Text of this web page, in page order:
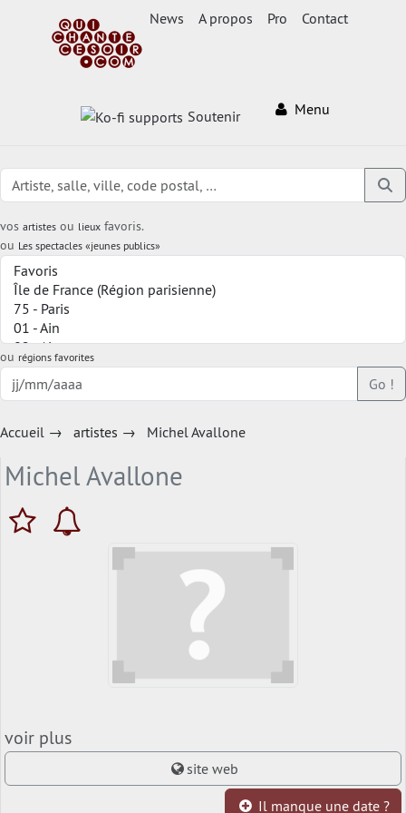
News A propos Pro Contact
Soutenir Menu
vos artistes ou lieux favoris.
ou Les spectacles «jeunes publics»
ou régions favorites
Go !
Accueil → artistes → Michel Avallone
Michel Avallone
voir plus
site web
Il manque une date ?